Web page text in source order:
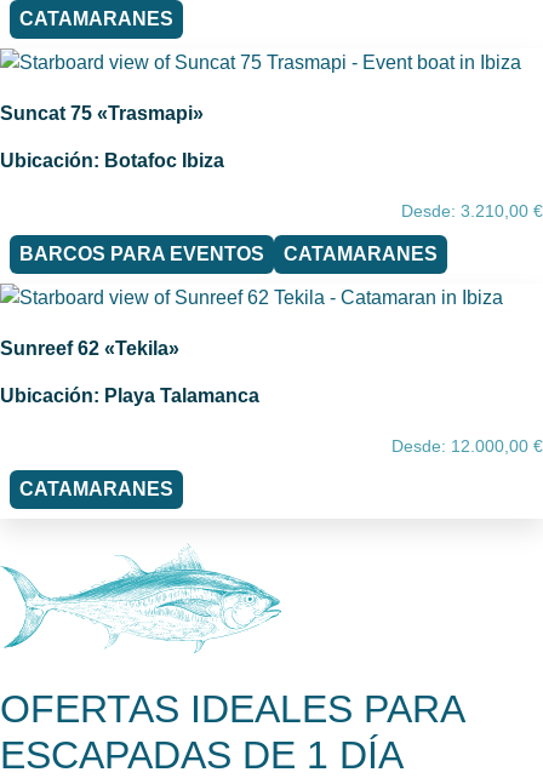
CATAMARANES
Suncat 75 «Trasmapi»
Ubicación: Botafoc Ibiza
Desde: 3.210,00 €
BARCOS PARA EVENTOS CATAMARANES
Sunreef 62 «Tekila»
Ubicación: Playa Talamanca
Desde: 12.000,00 €
CATAMARANES
OFERTAS IDEALES PARA
ESCAPADAS DE 1 DÍA